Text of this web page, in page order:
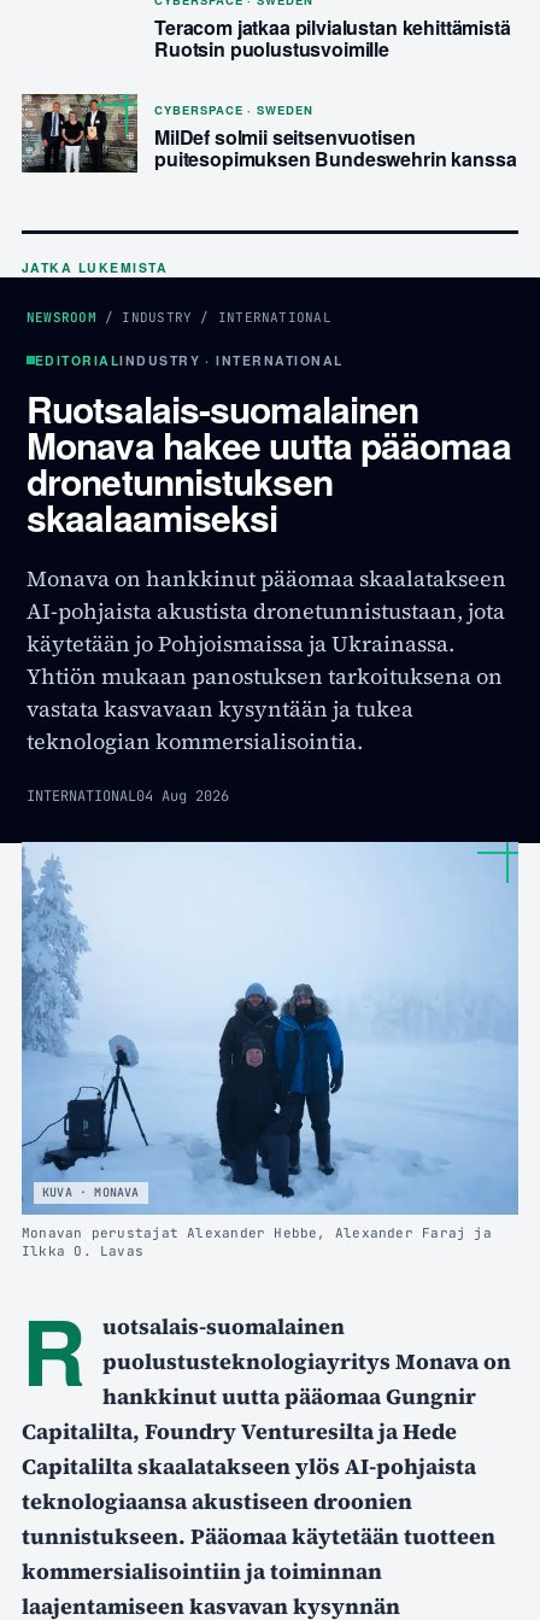
Teracom jatkaa pilvialustan kehittämistä
Ruotsin puolustusvoimille
CYBERSPACE · SWEDEN
MilDef solmii seitsenvuotisen
puitesopimuksen Bundeswehrin kanssa
JATKA LUKEMISTA
NEWSROOM / INDUSTRY / INTERNATIONAL
EDITORIALINDUSTRY · INTERNATIONAL
Ruotsalais-suomalainen
Monava hakee uutta pääomaa
dronetunnistuksen
skaalaamiseksi
Monava on hankkinut pääomaa skaalatakseen
AI-pohjaista akustista dronetunnistustaan, jota
käytetään jo Pohjoismaissa ja Ukrainassa.
Yhtiön mukaan panostuksen tarkoituksena on
vastata kasvavaan kysyntään ja tukea
teknologian kommersialisointia.
INTERNATIONAL04 Aug 2026
KUVA · MONAVA
Monavan perustajat Alexander Hebbe, Alexander Faraj ja
Ilkka O. Lavas
R
uotsalais-suomalainen
puolustusteknologiayritys Monava on
hankkinut uutta pääomaa Gungnir
Capitalilta, Foundry Venturesilta ja Hede
Capitalilta skaalatakseen ylös AI-pohjaista
teknologiaansa akustiseen droonien
tunnistukseen. Pääomaa käytetään tuotteen
kommersialisointiin ja toiminnan
laajentamiseen kasvavan kysynnän